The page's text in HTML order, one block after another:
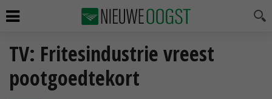
TV: Fritesindustrie vreest
pootgoedtekort